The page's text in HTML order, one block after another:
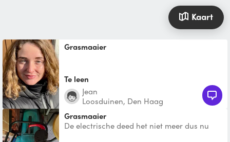
Kaart
Grasmaaier
Te leen
Jean
Loosduinen, Den Haag
grasmaaier
De electrische deed het niet meer dus nu